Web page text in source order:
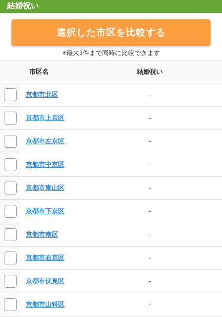
結婚祝い
選択した市区を比較する
※最大3件まで同時に比較できます
市区名 結婚祝い
京都市北区 -
京都市上京区 -
京都市左京区 -
京都市中京区 -
京都市東山区 -
京都市下京区 -
京都市南区 -
京都市右京区 -
京都市伏見区 -
京都市山科区 -